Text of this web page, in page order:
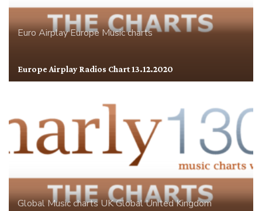
Euro AirplayEuropeMusic charts
Europe Airplay Radios Chart 13.12.2020
GlobalMusic chartsUK GlobalUnited Kingdom